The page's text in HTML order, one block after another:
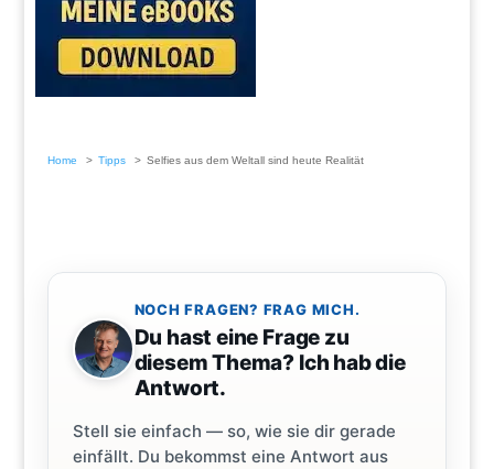
Home Tipps Selfies aus dem Weltall sind heute Realität
NOCH FRAGEN? FRAG MICH.
Du hast eine Frage zu
diesem Thema? Ich hab die
Antwort.
Stell sie einfach — so, wie sie dir gerade
einfällt. Du bekommst eine Antwort aus